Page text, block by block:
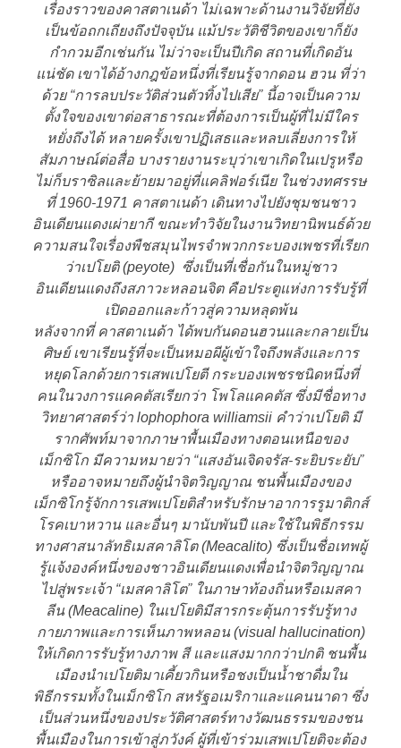
เรื่องราวของคาสตาเนด้า ไม่เฉพาะด้านงานวิจัยที่ยัง
เป็นข้อถกเถียงถึงปัจจุบัน แม้ประวัติชีวิตของเขาก็ยัง
กำกวมอีกเช่นกัน ไม่ว่าจะเป็นปีเกิด สถานที่เกิดอัน
แน่ชัด เขาได้อ้างกฎข้อหนึ่งที่เรียนรู้จากดอน ฮวน ที่ว่า
ด้วย “การลบประวัติส่วนตัวทิ้งไปเสีย” นี้อาจเป็นความ
ตั้งใจของเขาต่อสาธารณะที่ต้องการเป็นผู้ที่ไม่มีใคร
หยั่งถึงได้ หลายครั้งเขาปฏิเสธและหลบเลี่ยงการให้
สัมภาษณ์ต่อสื่อ บางรายงานระบุว่าเขาเกิดในเปรูหรือ
ไม่ก็บราซิลและย้ายมาอยู่ที่แคลิฟอร์เนีย ในช่วงทศรรษ
ที่ 1960-1971 คาสตาเนด้า เดินทางไปยังชุมชนชาว
อินเดียนแดงเผ่ายากี ขณะทำวิจัยในงานวิทยานิพนธ์ด้วย
ความสนใจเรื่องพืชสมุนไพรจำพวกกระบองเพชรที่เรียก
ว่าเปโยติ (peyote) ซึ่งเป็นที่เชื่อกันในหมู่ชาว
อินเดียนแดงถึงสภาวะหลอนจิต คือประตูแห่งการรับรู้ที่
เปิดออกและก้าวสู่ความหลุดพ้น
หลังจากที่ คาสตาเนด้า ได้พบกันดอนฮวนและกลายเป็น
ศิษย์ เขาเรียนรู้ที่จะเป็นหมอผีผู้เข้าใจถึงพลังและการ
หยุดโลกด้วยการเสพเปโยตี กระบองเพชรชนิดหนึ่งที่
คนในวงการแคคตัสเรียกว่า โพโลแคคตัส ซึ่งมีชื่อทาง
วิทยาศาสตร์ว่า lophophora williamsii คำว่าเปโยติ มี
รากศัพท์มาจากภาษาพื้นเมืองทางตอนเหนือของ
เม็กซิโก มีความหมายว่า “แสงอันเจิดจรัส-ระยิบระยับ”
หรืออาจหมายถึงผู้นำจิตวิญญาณ ชนพื้นเมืองของ
เม็กซิโกรู้จักการเสพเปโยติสำหรับรักษาอาการรูมาติกส์
โรคเบาหวาน และอื่นๆ มานับพันปี และใช้ในพิธีกรรม
ทางศาสนาลัทธิเมสคาลิโต (Meacalito) ซึ่งเป็นชื่อเทพผู้
รู้แจ้งองค์หนึ่งของชาวอินเดียนแดงเพื่อนำจิตวิญญาณ
ไปสู่พระเจ้า “เมสคาลิโต” ในภาษาท้องถิ่นหรือเมสคา
ลีน (Meacaline) ในเปโยติมีสารกระตุ้นการรับรู้ทาง
กายภาพและการเห็นภาพหลอน (visual hallucination)
ให้เกิดการรับรู้ทางภาพ สี และแสงมากกว่าปกติ ชนพื้น
เมืองนำเปโยติมาเคี้ยวกินหรือชงเป็นน้ำชาดื่มใน
พิธีกรรมทั้งในเม็กซิโก สหรัฐอเมริกาและแคนนาดา ซึ่ง
เป็นส่วนหนึ่งของประวัติศาสตร์ทางวัฒนธรรมของชน
พื้นเมืองในการเข้าสู่ภวังค์ ผู้ที่เข้าร่วมเสพเปโยติจะต้อง